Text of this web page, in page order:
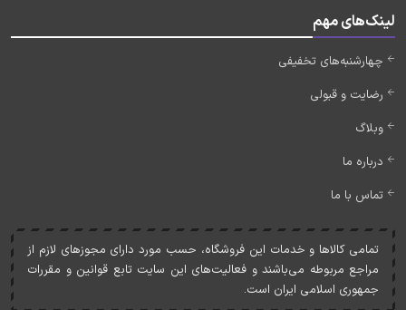
لینک‌های مهم
چهارشنبه‌های تخفیفی
رضایت و قبولی
وبلاگ
درباره ما
تماس با ما
تمامی کالاها و خدمات اين فروشگاه، حسب مورد دارای مجوزهای لازم از
مراجع مربوطه می‌باشند و فعاليت‌های اين سايت تابع قوانين و مقررات
جمهوری اسلامی ايران است.